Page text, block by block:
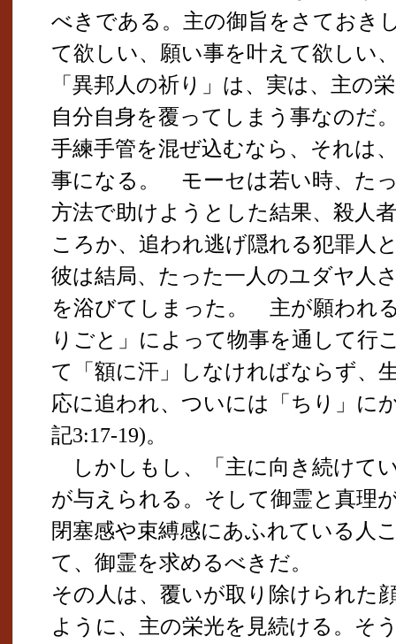
べきである。主の御旨をさておき
て欲しい、願い事を叶えて欲しい
「異邦人の祈り」は、実は、主の
自分自身を覆ってしまう事なのだ
手練手管を混ぜ込むなら、それは
事になる。 モーセは若い時、た
方法で助けようとした結果、殺人
ころか、追われ逃げ隠れる犯罪人
彼は結局、たった一人のユダヤ人
を浴びてしまった。 主が願われ
りごと」によって物事を通して行
て「額に汗」しなければならず、
応に追われ、ついには「ちり」に
記3:17-19)。
しかしもし、「主に向き続けて
が与えられる。そして御霊と真理
閉塞感や束縛感にあふれている人
て、御霊を求めるべきだ。
その人は、覆いが取り除けられた
ように、主の栄光を見続ける。そ